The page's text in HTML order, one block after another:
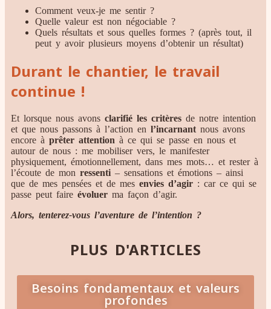
Comment veux-je me sentir ?
Quelle valeur est non négociable ?
Quels résultats et sous quelles formes ? (après tout, il
peut y avoir plusieurs moyens d’obtenir un résultat)
Durant le chantier, le travail
continue !
Et lorsque nous avons clarifié les critères de notre intention
et que nous passons à l’action en l’incarnant nous avons
encore à prêter attention à ce qui se passe en nous et
autour de nous : me mobiliser vers, le manifester
physiquement, émotionnellement, dans mes mots… et rester à
l’écoute de mon ressenti – sensations et émotions – ainsi
que de mes pensées et de mes envies d’agir : car ce qui se
passe peut faire évoluer ma façon d’agir.
Alors, tenterez-vous l’aventure de l’intention ?
PLUS D'ARTICLES
Besoins fondamentaux et valeurs
profondes